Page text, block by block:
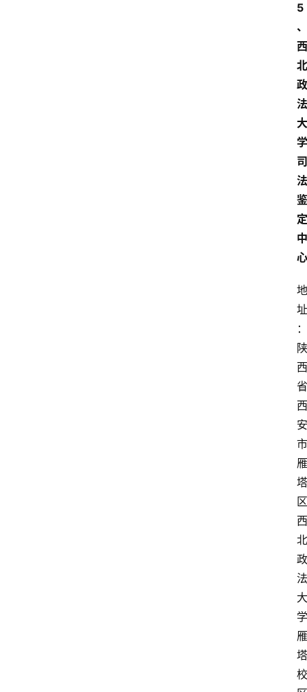
5
、
西
北
政
法
大
学
司
法
鉴
定
中
心
地
址
：
陕
西
省
西
安
市
雁
塔
区
西
北
政
法
大
学
雁
塔
校